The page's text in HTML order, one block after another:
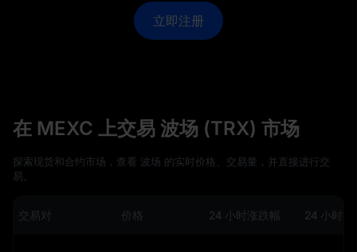
立即注册
在 MEXC 上交易 波场 (TRX) 市场
探索现货和合约市场，查看 波场 的实时价格、交易量，并直接进行交
易。
交易对 价格 24 小时涨跌幅 24 小时交